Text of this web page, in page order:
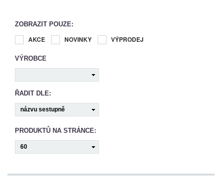
SIGNALIZÁTORY
OBLEČENÍ
CAMPING
PÉČE
O
ÚLOVEK
TOP
ZOBRAZIT POUZE:
AKCE NOVINKY VÝPRODEJ
VÝROBCE
ŘADIT DLE:
PRODUKTŮ NA STRÁNCE: